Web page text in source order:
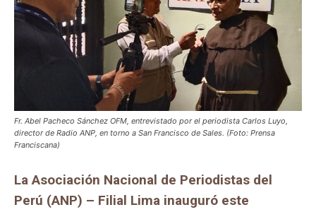
Fr. Abel Pacheco Sánchez OFM, entrevistado por el periodista Carlos Luyo,
director de Radio ANP, en torno a San Francisco de Sales. (Foto: Prensa
Franciscana)
La Asociación Nacional de Periodistas del
Perú (ANP) – Filial Lima inauguró este